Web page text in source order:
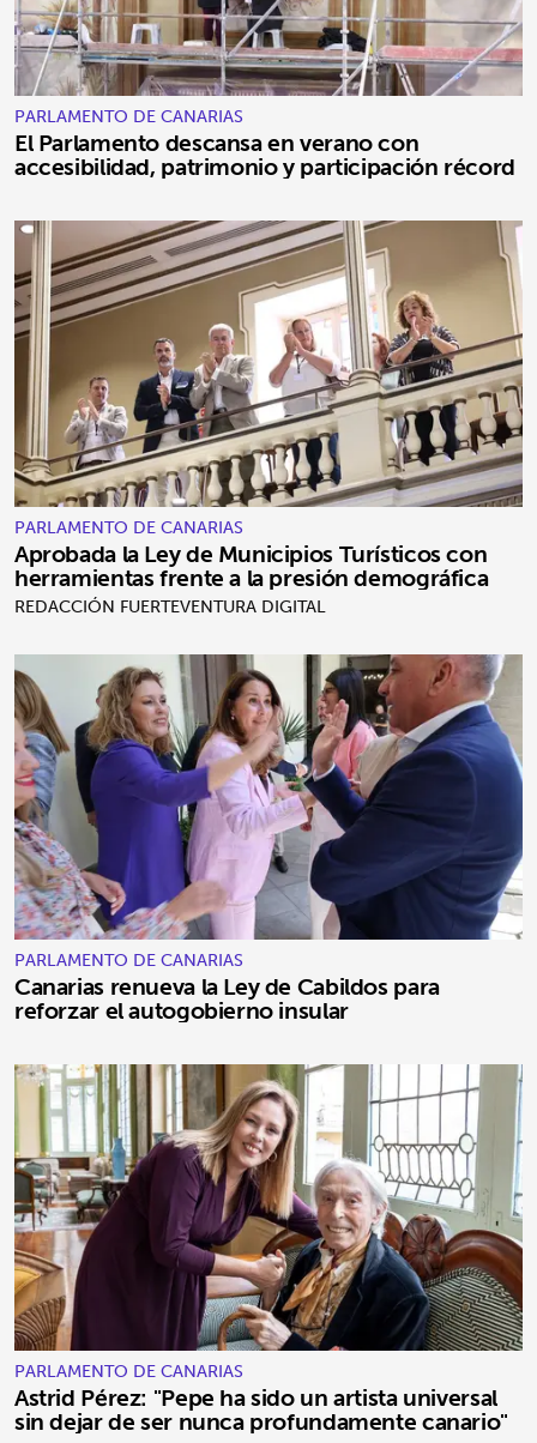
PARLAMENTO DE CANARIAS
El Parlamento descansa en verano con
accesibilidad, patrimonio y participación récord
PARLAMENTO DE CANARIAS
Aprobada la Ley de Municipios Turísticos con
herramientas frente a la presión demográfica
REDACCIÓN FUERTEVENTURA DIGITAL
PARLAMENTO DE CANARIAS
Canarias renueva la Ley de Cabildos para
reforzar el autogobierno insular
PARLAMENTO DE CANARIAS
Astrid Pérez: "Pepe ha sido un artista universal
sin dejar de ser nunca profundamente canario"